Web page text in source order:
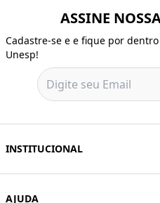
ASSINE
Cadastre-se e e fique por
Unesp!
INSTITUCIONAL
AJUDA